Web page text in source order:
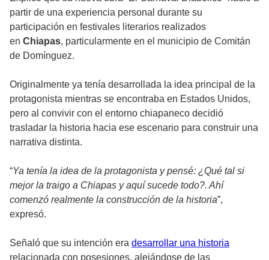
partir de una experiencia personal durante su
participación en festivales literarios realizados
en Chiapas, particularmente en el municipio de Comitán
de Domínguez.
Originalmente ya tenía desarrollada la idea principal de la
protagonista mientras se encontraba en Estados Unidos,
pero al convivir con el entorno chiapaneco decidió
trasladar la historia hacia ese escenario para construir una
narrativa distinta.
“Ya tenía la idea de la protagonista y pensé: ¿Qué tal si
mejor la traigo a Chiapas y aquí sucede todo?. Ahí
comenzó realmente la construcción de la historia”,
expresó.
Señaló que su intención era desarrollar una historia
relacionada con posesiones, alejándose de las